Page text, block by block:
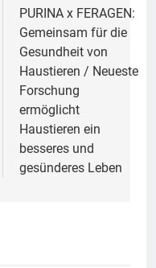
PURINA x FERAGEN:
Gemeinsam für die
Gesundheit von
Haustieren / Neueste
Forschung
ermöglicht
Haustieren ein
besseres und
gesünderes Leben